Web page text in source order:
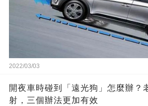
2022/03/03
開夜車時碰到「遠光狗」怎麼辦？
射，三個辦法更加有效